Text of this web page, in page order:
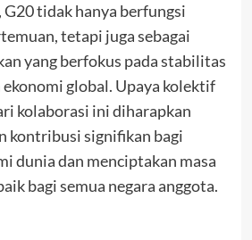
tidak hanya berfungsi
tetapi juga sebagai
yang berfokus pada stabilitas
global. Upaya kolektif
kolaborasi ini diharapkan
kontribusi signifikan bagi
dunia dan menciptakan masa
bagi semua negara anggota.